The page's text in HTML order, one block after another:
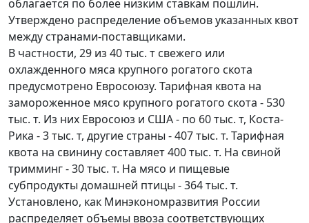
облагается по более низким ставкам пошлин.
Утверждено распределение объемов указанных квот
между странами-поставщиками.
В частности, 29 из 40 тыс. т свежего или
охлажденного мяса крупного рогатого скота
предусмотрено Евросоюзу. Тарифная квота на
замороженное мясо крупного рогатого скота - 530
тыс. т. Из них Евросоюз и США - по 60 тыс. т, Коста-
Рика - 3 тыс. т, другие страны - 407 тыс. т. Тарифная
квота на свинину составляет 400 тыс. т. На свиной
тримминг - 30 тыс. т. На мясо и пищевые
субпродукты домашней птицы - 364 тыс. т.
Установлено, как Минэкономразвития России
распределяет объемы ввоза соответствующих